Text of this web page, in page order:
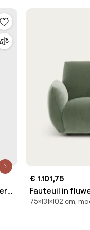
€ 1.101,75
Fauteuil in
75×131×102 cm,